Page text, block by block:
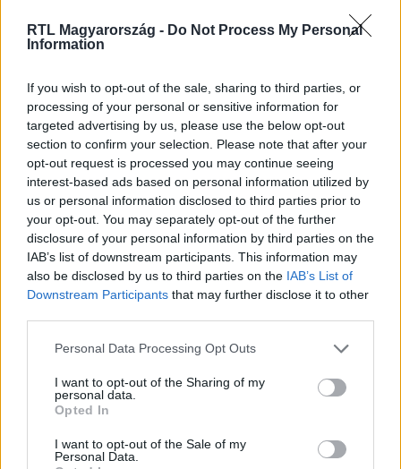
RTL Magyarország - Do Not Process My Personal
Information
If you wish to opt-out of the sale, sharing to third parties, or
processing of your personal or sensitive information for
targeted advertising by us, please use the below opt-out
section to confirm your selection. Please note that after your
opt-out request is processed you may continue seeing
interest-based ads based on personal information utilized by
us or personal information disclosed to third parties prior to
your opt-out. You may separately opt-out of the further
disclosure of your personal information by third parties on the
IAB’s list of downstream participants. This information may
also be disclosed by us to third parties on the IAB’s List of
Downstream Participants that may further disclose it to other
Please note that this website/app uses one or more Google
not limited to your visit or usage behaviour. You may click to
grant or deny consent to Google and its third-party tags to
use your data for below specified purposes in below Google
consent section.
Personal Data Processing Opt Outs
I want to opt-out of the Sharing of my
personal data.
Opted In
I want to opt-out of the Sale of my
Personal Data.
Kövess minket, és értesülj a friss hírekről a
Facebookon is!
Követem
FÓKUSZ #ADÁSRÉSZLETEK #VIDEÓ LEGO